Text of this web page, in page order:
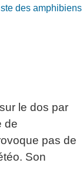
des amphibiens
le dos par
de
pas de
Son